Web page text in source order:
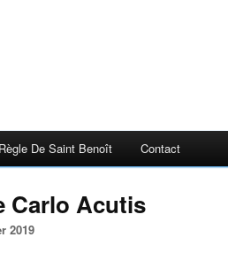
Règle De Saint Benoît Contact
Carlo Acutis
2019